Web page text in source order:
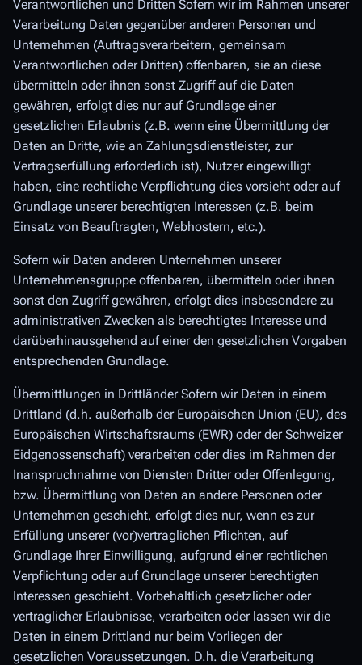
Verantwortlichen und Dritten Sofern wir im Rahmen unserer
Verarbeitung Daten gegenüber anderen Personen und
Unternehmen (Auftragsverarbeitern, gemeinsam
Verantwortlichen oder Dritten) offenbaren, sie an diese
übermitteln oder ihnen sonst Zugriff auf die Daten
gewähren, erfolgt dies nur auf Grundlage einer
gesetzlichen Erlaubnis (z.B. wenn eine Übermittlung der
Daten an Dritte, wie an Zahlungsdienstleister, zur
Vertragserfüllung erforderlich ist), Nutzer eingewilligt
haben, eine rechtliche Verpflichtung dies vorsieht oder auf
Grundlage unserer berechtigten Interessen (z.B. beim
Einsatz von Beauftragten, Webhostern, etc.).
Sofern wir Daten anderen Unternehmen unserer
Unternehmensgruppe offenbaren, übermitteln oder ihnen
sonst den Zugriff gewähren, erfolgt dies insbesondere zu
administrativen Zwecken als berechtigtes Interesse und
darüberhinausgehend auf einer den gesetzlichen Vorgaben
entsprechenden Grundlage.
Übermittlungen in Drittländer Sofern wir Daten in einem
Drittland (d.h. außerhalb der Europäischen Union (EU), des
Europäischen Wirtschaftsraums (EWR) oder der Schweizer
Eidgenossenschaft) verarbeiten oder dies im Rahmen der
Inanspruchnahme von Diensten Dritter oder Offenlegung,
bzw. Übermittlung von Daten an andere Personen oder
Unternehmen geschieht, erfolgt dies nur, wenn es zur
Erfüllung unserer (vor)vertraglichen Pflichten, auf
Grundlage Ihrer Einwilligung, aufgrund einer rechtlichen
Verpflichtung oder auf Grundlage unserer berechtigten
Interessen geschieht. Vorbehaltlich gesetzlicher oder
vertraglicher Erlaubnisse, verarbeiten oder lassen wir die
Daten in einem Drittland nur beim Vorliegen der
gesetzlichen Voraussetzungen. D.h. die Verarbeitung